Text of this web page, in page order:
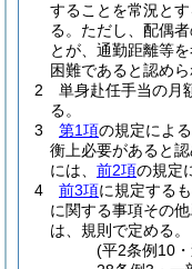
することを常況と
る。 ただし、配偶
とが、通勤距離等
困難であると認め
2
単身赴任手当の月
る。
3
第1項の規定によ
衡上必要があると
には、 前2項の規定
4
前3項に規定する
に関する事項その
は、規則で定める。
(平2条例10